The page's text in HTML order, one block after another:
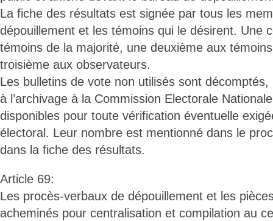
La fiche des résultats est signée par tous les
dépouillement et les témoins qui le désirent. Une
témoins de la majorité, une deuxième aux
troisième aux observateurs.
Les bulletins de vote non utilisés sont
à l’archivage à la Commission Electorale
disponibles pour toute vérification éventuelle
électoral. Leur nombre est mentionné dans le
dans la fiche des résultats.
Article 69:
Les procès-verbaux de dépouillement et les
acheminés pour centralisation et compilation au